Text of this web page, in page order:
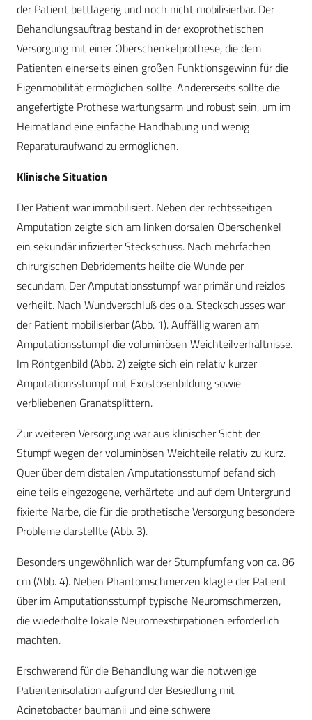
der Patient bettlägerig und noch nicht mobilisierbar. Der
Behandlungsauftrag bestand in der exoprothetischen
Versorgung mit einer Oberschenkelprothese, die dem
Patienten einerseits einen großen Funktionsgewinn für die
Eigenmobilität ermöglichen sollte. Andererseits sollte die
angefertigte Prothese wartungsarm und robust sein, um im
Heimatland eine einfache Handhabung und wenig
Reparaturaufwand zu ermöglichen.
Klinische Situation
Der Patient war immobilisiert. Neben der rechtsseitigen
Amputation zeigte sich am linken dorsalen Oberschenkel
ein sekundär infizierter Steckschuss. Nach mehrfachen
chirurgischen Debridements heilte die Wunde per
secundam. Der Amputationsstumpf war primär und reizlos
verheilt. Nach Wundverschluß des o.a. Steckschusses war
der Patient mobilisierbar (Abb. 1). Auffällig waren am
Amputationsstumpf die voluminösen Weichteilverhältnisse.
Im Röntgenbild (Abb. 2) zeigte sich ein relativ kurzer
Amputationsstumpf mit Exostosenbildung sowie
verbliebenen Granatsplittern.
Zur weiteren Versorgung war aus klinischer Sicht der
Stumpf wegen der voluminösen Weichteile relativ zu kurz.
Quer über dem distalen Amputationsstumpf befand sich
eine teils eingezogene, verhärtete und auf dem Untergrund
fixierte Narbe, die für die prothetische Versorgung besondere
Probleme darstellte (Abb. 3).
Besonders ungewöhnlich war der Stumpfumfang von ca. 86
cm (Abb. 4). Neben Phantomschmerzen klagte der Patient
über im Amputationsstumpf typische Neuromschmerzen,
die wiederholte lokale Neuromexstirpationen erforderlich
machten.
Erschwerend für die Behandlung war die notwenige
Patientenisolation aufgrund der Besiedlung mit
Acinetobacter baumanii und eine schwere